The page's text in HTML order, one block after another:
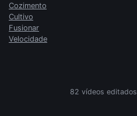
Cozimento
Cultivo
Fusionar
Velocidade
82 vídeos editados